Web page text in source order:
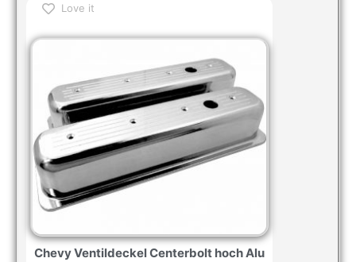
Love it
Chevy Ventildeckel Centerbolt hoch Alu